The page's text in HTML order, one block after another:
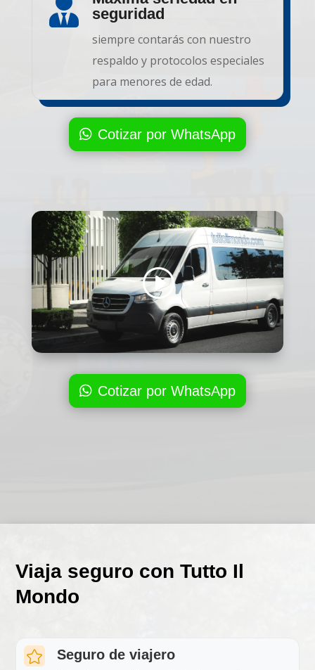

seguridad
siempre contarás con nuestro
respaldo y protocolos especiales
para menores de edad.
Cotizar por WhatsApp
Cotizar por WhatsApp
Viaja seguro con Tutto Il
Mondo
 Seguro de viajero